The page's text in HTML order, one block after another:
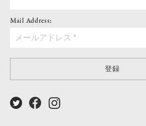
Mail Address:
登録